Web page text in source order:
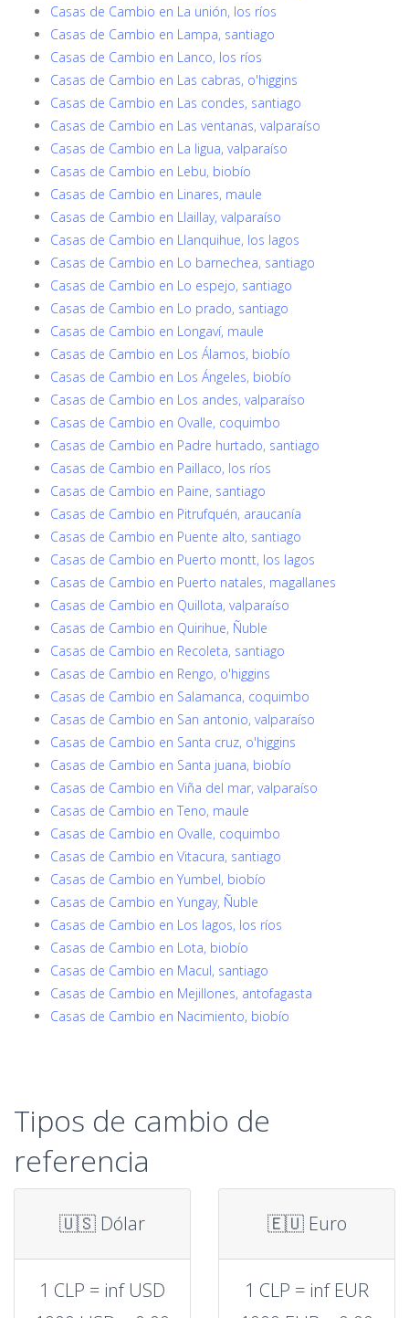
Casas de Cambio en La unión, los ríos
Casas de Cambio en Lampa, santiago
Casas de Cambio en Lanco, los ríos
Casas de Cambio en Las cabras, o'higgins
Casas de Cambio en Las condes, santiago
Casas de Cambio en Las ventanas, valparaíso
Casas de Cambio en La ligua, valparaíso
Casas de Cambio en Lebu, biobío
Casas de Cambio en Linares, maule
Casas de Cambio en Llaillay, valparaíso
Casas de Cambio en Llanquihue, los lagos
Casas de Cambio en Lo barnechea, santiago
Casas de Cambio en Lo espejo, santiago
Casas de Cambio en Lo prado, santiago
Casas de Cambio en Longaví, maule
Casas de Cambio en Los Álamos, biobío
Casas de Cambio en Los Ángeles, biobío
Casas de Cambio en Los andes, valparaíso
Casas de Cambio en Ovalle, coquimbo
Casas de Cambio en Padre hurtado, santiago
Casas de Cambio en Paillaco, los ríos
Casas de Cambio en Paine, santiago
Casas de Cambio en Pitrufquén, araucanía
Casas de Cambio en Puente alto, santiago
Casas de Cambio en Puerto montt, los lagos
Casas de Cambio en Puerto natales, magallanes
Casas de Cambio en Quillota, valparaíso
Casas de Cambio en Quirihue, Ñuble
Casas de Cambio en Recoleta, santiago
Casas de Cambio en Rengo, o'higgins
Casas de Cambio en Salamanca, coquimbo
Casas de Cambio en San antonio, valparaíso
Casas de Cambio en Santa cruz, o'higgins
Casas de Cambio en Santa juana, biobío
Casas de Cambio en Viña del mar, valparaíso
Casas de Cambio en Teno, maule
Casas de Cambio en Ovalle, coquimbo
Casas de Cambio en Vitacura, santiago
Casas de Cambio en Yumbel, biobío
Casas de Cambio en Yungay, Ñuble
Casas de Cambio en Los lagos, los ríos
Casas de Cambio en Lota, biobío
Casas de Cambio en Macul, santiago
Casas de Cambio en Mejillones, antofagasta
Casas de Cambio en Nacimiento, biobío
Tipos de cambio de
referencia
🇺🇸 Dólar
1 CLP = inf USD
🇪🇺 Euro
1 CLP = inf EUR